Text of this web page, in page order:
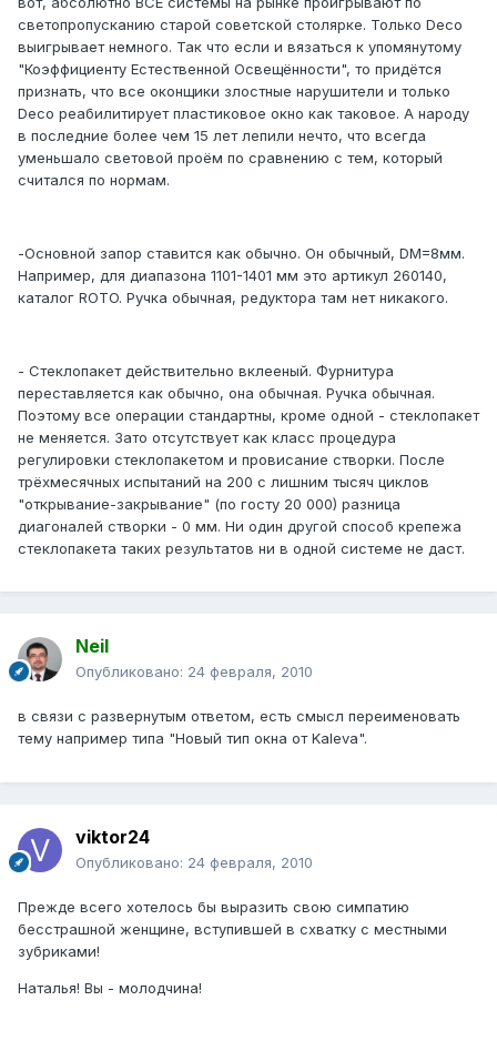
светопропусканию старой советской столярке. Только Deco
выигрывает немного. Так что если и вязаться к упомянутому
"Коэффициенту Естественной Освещённости", то придётся
признать, что все оконщики злостные нарушители и только
Deco реабилитирует пластиковое окно как таковое. А народу
в последние более чем 15 лет лепили нечто, что всегда
уменьшало световой проём по сравнению с тем, который
считался по нормам.
-Основной запор ставится как обычно. Он обычный, DM=8мм.
Например, для диапазона 1101-1401 мм это артикул 260140,
каталог ROTO. Ручка обычная, редуктора там нет никакого.
- Стеклопакет действительно вклееный. Фурнитура
переставляется как обычно, она обычная. Ручка обычная.
Поэтому все операции стандартны, кроме одной - стеклопакет
не меняется. Зато отсутствует как класс процедура
регулировки стеклопакетом и провисание створки. После
трёхмесячных испытаний на 200 с лишним тысяч циклов
"открывание-закрывание" (по госту 20 000) разница
диагоналей створки - 0 мм. Ни один другой способ крепежа
стеклопакета таких результатов ни в одной системе не даст.
Neil
Опубликовано: 24 февраля, 2010
в связи с развернутым ответом, есть смысл переименовать
тему например типа "Новый тип окна от Kaleva".
viktor24
Опубликовано: 24 февраля, 2010
Прежде всего хотелось бы выразить свою симпатию
бесстрашной женщине, вступившей в схватку с местными
зубриками!
Наталья! Вы - молодчина!